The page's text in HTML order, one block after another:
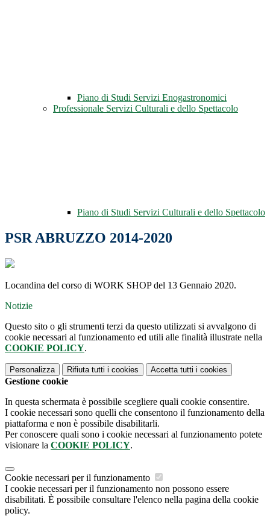
Piano di Studi Servizi Enogastronomici
Professionale Servizi Culturali e dello Spettacolo
Piano di Studi Servizi Culturali e dello Spettacolo
PSR ABRUZZO 2014-2020
Locandina del corso di WORK SHOP del 13 Gennaio 2020.
Notizie
Questo sito o gli strumenti terzi da questo utilizzati si avvalgono di
cookie necessari al funzionamento ed utili alle finalità illustrate nella
COOKIE POLICY.
Personalizza Rifiuta tutti i cookies Accetta tutti i cookies
Gestione cookie
In questa schermata è possibile scegliere quali cookie consentire.
I cookie necessari sono quelli che consentono il funzionamento della
piattaforma e non è possibile disabilitarli.
Per conoscere quali sono i cookie necessari al funzionamento potete
visionare la COOKIE POLICY.
Cookie necessari per il funzionamento
I cookie necessari per il funzionamento non possono essere
disabilitati. È possibile consultare l'elenco nella pagina della cookie
policy.